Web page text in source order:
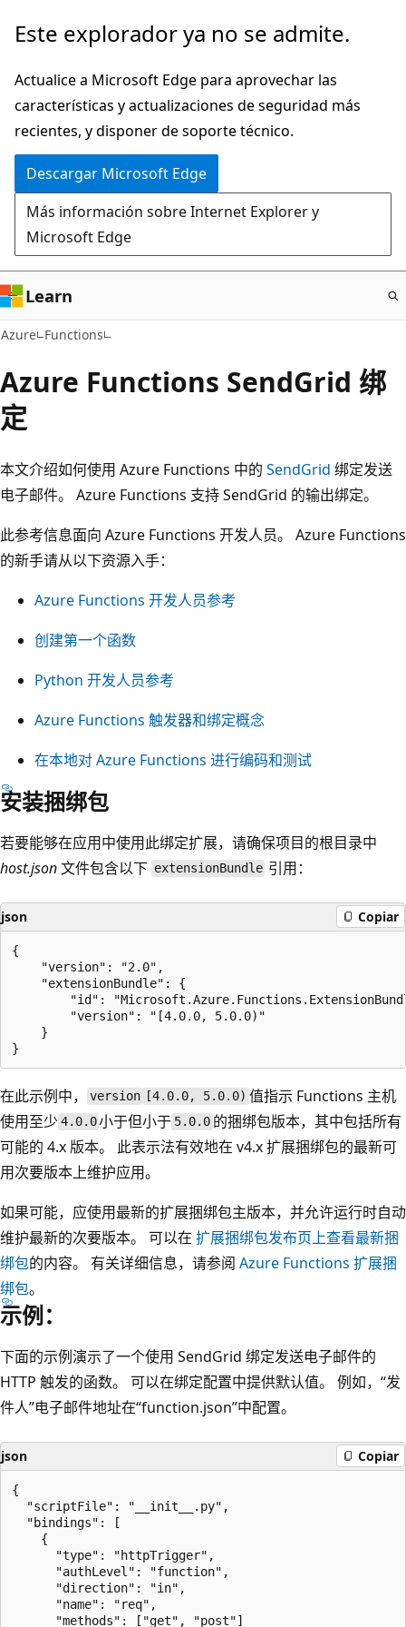
Ir
contenido
principal
Este explorador ya no se admite.
Actualice a Microsoft Edge para aprovechar las
características y actualizaciones de seguridad más
recientes, y disponer de soporte técnico.
Descargar Microsoft Edge
Más información sobre Internet Explorer y
Microsoft Edge
Learn
Azure Functions
Azure Functions SendGrid 绑
定
本文介绍如何使用 Azure Functions 中的 SendGrid 绑定发送
电子邮件。 Azure Functions 支持 SendGrid 的输出绑定。
此参考信息面向 Azure Functions 开发人员。 Azure Functions
的新手请从以下资源入手：
Azure Functions 开发人员参考
创建第一个函数
Python 开发人员参考
Azure Functions 触发器和绑定概念
在本地对 Azure Functions 进行编码和测试
安装捆绑包
若要能够在应用中使用此绑定扩展，请确保项目的根目录中
host.json文件包含以下 extensionBundle 引用：
json Copiar
{
    "version": "2.0",
    "extensionBundle": {
"id":
        "version": "[4.0.0, 5.0.0)"
    }
在此示例中， version [4.0.0, 5.0.0) 值指示 Functions 主机
使用至少 4.0.0小于但小于 5.0.0的捆绑包版本，其中包括所有
可能的 4.x 版本。 此表示法有效地在 v4.x 扩展捆绑包的最新可
用次要版本上维护应用。
如果可能，应使用最新的扩展捆绑包主版本，并允许运行时自动
维护最新的次要版本。 可以在 扩展捆绑包发布页上查看最新捆
绑包的内容。 有关详细信息，请参阅 Azure Functions 扩展捆
绑包。
示例：
下面的示例演示了一个使用 SendGrid 绑定发送电子邮件的
HTTP 触发的函数。 可以在绑定配置中提供默认值。 例如，“发
件人”电子邮件地址在“function.json”中配置。
json Copiar
{
  "scriptFile": "__init__.py",
  "bindings": [
    {
      "type": "httpTrigger",
      "authLevel": "function",
      "direction": "in",
      "name": "req",
      "methods": ["get", "post"]